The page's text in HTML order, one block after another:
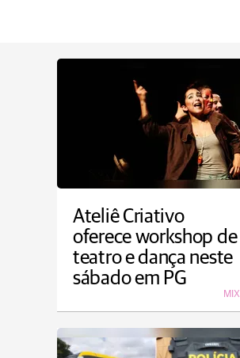
Ateliê Criativo
oferece workshop de
teatro e dança neste
sábado em PG
MIX